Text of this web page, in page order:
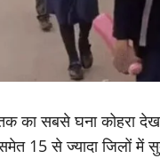
का सबसे घना कोहरा
15 से ज्यादा जिलों